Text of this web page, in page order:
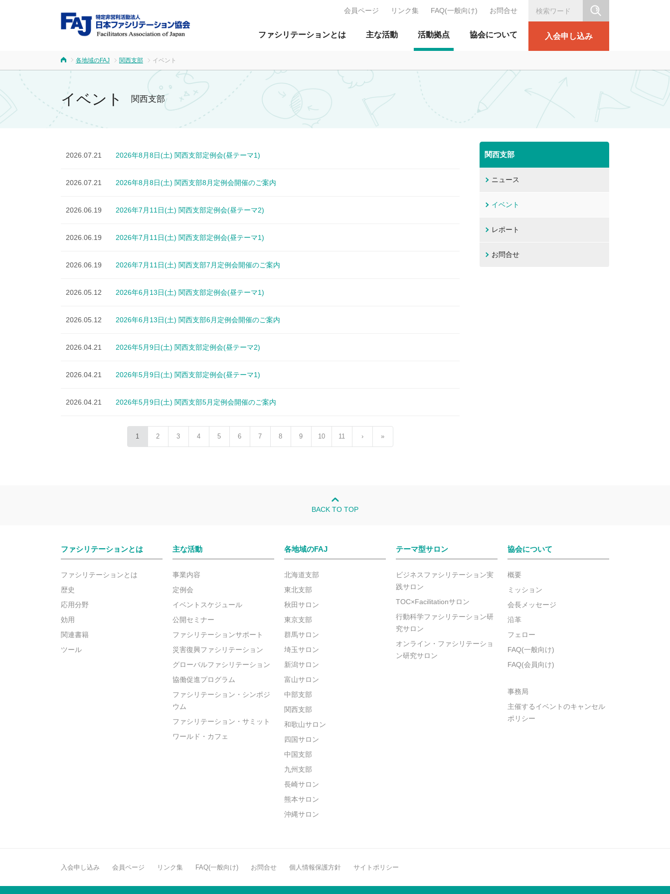
FAJ：特定非営利活動法人 日本ファシリテーション協会
ファシリテーションとは 主な活動 活動拠点 協会について 入会申し込み
会員ページ リンク集 FAQ(一般向け) お問合せ
各地域のFAJ 関西支部 イベント
イベント 関西支部
2026.07.21 2026年8月8日(土) 関西支部定例会(昼テーマ1)
2026.07.21 2026年8月8日(土) 関西支部8月定例会開催のご案内
2026.06.19 2026年7月11日(土) 関西支部定例会(昼テーマ2)
2026.06.19 2026年7月11日(土) 関西支部定例会(昼テーマ1)
2026.06.19 2026年7月11日(土) 関西支部7月定例会開催のご案内
2026.05.12 2026年6月13日(土) 関西支部定例会(昼テーマ1)
2026.05.12 2026年6月13日(土) 関西支部6月定例会開催のご案内
2026.04.21 2026年5月9日(土) 関西支部定例会(昼テーマ2)
2026.04.21 2026年5月9日(土) 関西支部定例会(昼テーマ1)
2026.04.21 2026年5月9日(土) 関西支部5月定例会開催のご案内
1 2 3 4 5 6 7 8 9 10 11 › »
関西支部
ニュース
イベント
レポート
お問合せ
BACK TO TOP
ファシリテーションとは
ファシリテーションとは
歴史
応用分野
効用
関連書籍
ツール
主な活動
事業内容
定例会
イベントスケジュール
公開セミナー
ファシリテーションサポート
災害復興ファシリテーション
グローバルファシリテーション
協働促進プログラム
ファシリテーション・シンポジ
ウム
ファシリテーション・サミット
ワールド・カフェ
各地域のFAJ
北海道支部
東北支部
秋田サロン
東京支部
群馬サロン
埼玉サロン
新潟サロン
富山サロン
中部支部
関西支部
和歌山サロン
四国サロン
中国支部
九州支部
長崎サロン
熊本サロン
沖縄サロン
テーマ型サロン
ビジネスファシリテーション実
践サロン
TOC×Facilitationサロン
行動科学ファシリテーション研
究サロン
オンライン・ファシリテーショ
ン研究サロン
協会について
概要
ミッション
会長メッセージ
沿革
フェロー
FAQ(一般向け)
FAQ(会員向け)
事務局
主催するイベントのキャンセル
ポリシー
入会申し込み 会員ページ リンク集 FAQ(一般向け) お問合せ 個人情報保護方針 サイトポリシー